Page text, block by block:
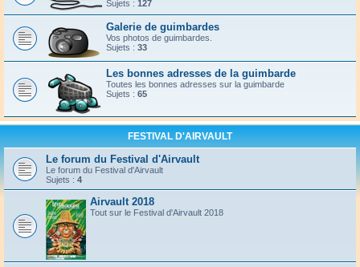
Sujets : 127
Galerie de guimbardes
Vos photos de guimbardes.
Sujets : 33
Les bonnes adresses de la guimbarde
Toutes les bonnes adresses sur la guimbarde
Sujets : 65
FESTIVAL D'AIRVAULT
Le forum du Festival d'Airvault
Le forum du Festival d'Airvault
Sujets : 4
Airvault 2018
Tout sur le Festival d'Airvault 2018